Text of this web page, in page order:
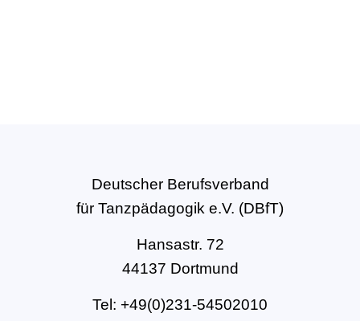
Deutscher Berufsverband
für Tanzpädagogik e.V. (DBfT)
Hansastr. 72
44137 Dortmund
Tel: +49(0)231-54502010